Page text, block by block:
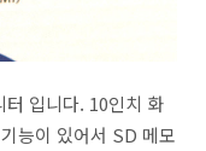
입니다. 10인치 화
능이 있어서 SD 메모